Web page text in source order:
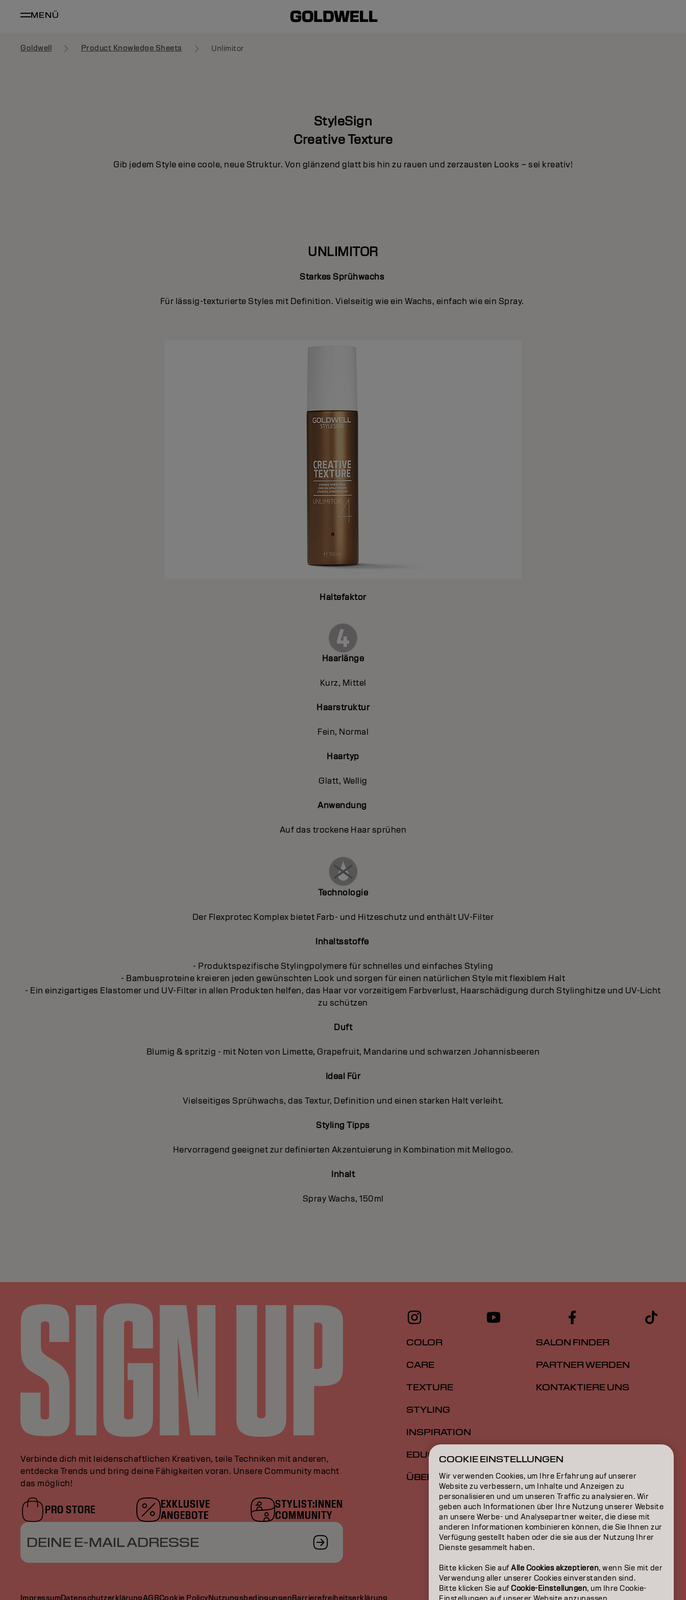
MENÜ
Goldwell Product Knowledge Sheets Unlimitor
StyleSign
Creative Texture
Gib jedem Style eine coole, neue Struktur. Von glänzend glatt bis hin zu rauen und zerzausten Looks – sei kreativ!
UNLIMITOR
Starkes Sprühwachs
Für lässig-texturierte Styles mit Definition. Vielseitig wie ein Wachs, einfach wie ein Spray.
Haltefaktor
Haarlänge
Kurz, Mittel
Haarstruktur
Fein, Normal
Haartyp
Glatt, Wellig
Anwendung
Auf das trockene Haar sprühen
Technologie
Der Flexprotec Komplex bietet Farb- und Hitzeschutz und enthält UV-Filter
Inhaltsstoffe
- Produktspezifische Stylingpolymere für schnelles und einfaches Styling
- Bambusproteine kreieren jeden gewünschten Look und sorgen für einen natürlichen Style mit flexiblem Halt
- Ein einzigartiges Elastomer und UV-Filter in allen Produkten helfen, das Haar vor vorzeitigem Farbverlust, Haarschädigung durch Stylinghitze und UV-Licht
zu schützen
Duft
Blumig & spritzig - mit Noten von Limette, Grapefruit, Mandarine und schwarzen Johannisbeeren
Ideal Für
Vielseitiges Sprühwachs, das Textur, Definition und einen starken Halt verleiht.
Styling Tipps
Hervorragend geeignet zur definierten Akzentuierung in Kombination mit Mellogoo.
Inhalt
Spray Wachs, 150ml
Verbinde dich mit leidenschaftlichen Kreativen, teile Techniken mit anderen,
entdecke Trends und bring deine Fähigkeiten voran. Unsere Community macht
das möglich!
PRO STORE
EXKLUSIVE
ANGEBOTE
STYLIST:INNEN
COMMUNITY
DEINE E-MAIL ADRESSE
COLOR
CARE
TEXTURE
STYLING
INSPIRATION
EDUCATION
ÜBER
SALON FINDER
PARTNER WERDEN
KONTAKTIERE UNS
ImpressumDatenschutzerklärungAGBCookie PolicyNutzungsbedingungenBarrierefreiheitserklärung
COOKIE EINSTELLUNGEN
Wir verwenden Cookies, um Ihre Erfahrung auf unserer
Website zu verbessern, um Inhalte und Anzeigen zu
personalisieren und um unseren Traffic zu analysieren. Wir
geben auch Informationen über Ihre Nutzung unserer Website
an unsere Werbe- und Analysepartner weiter, die diese mit
anderen Informationen kombinieren können, die Sie Ihnen zur
Verfügung gestellt haben oder die sie aus der Nutzung Ihrer
Dienste gesammelt haben.
Bitte klicken Sie aufAlle Cookies akzeptieren, wenn Sie mit der
Verwendung aller unserer Cookies einverstanden sind.
Bitte klicken Sie aufCookie-Einstellungen, um Ihre Cookie-